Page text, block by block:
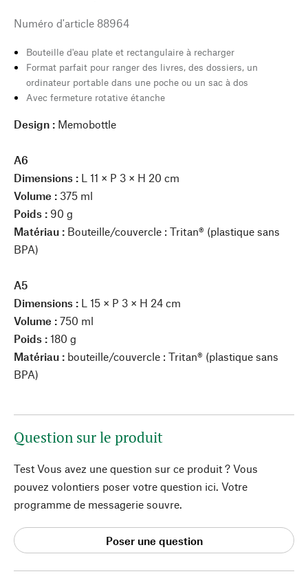
Numéro d'article 88964
Bouteille d'eau plate et rectangulaire à recharger
Format parfait pour ranger des livres, des dossiers, un
ordinateur portable dans une poche ou un sac à dos
Avec fermeture rotative étanche
Design : Memobottle
A6
Dimensions : L 11 × P 3 × H 20 cm
Volume : 375 ml
Poids : 90 g
Matériau : Bouteille/couvercle : Tritan® (plastique sans
BPA)
A5
Dimensions : L 15 × P 3 × H 24 cm
Volume : 750 ml
Poids : 180 g
Matériau : bouteille/couvercle : Tritan® (plastique sans
BPA)
Question sur le produit
Test Vous avez une question sur ce produit ? Vous
pouvez volontiers poser votre question ici. Votre
programme de messagerie souvre.
Poser une question